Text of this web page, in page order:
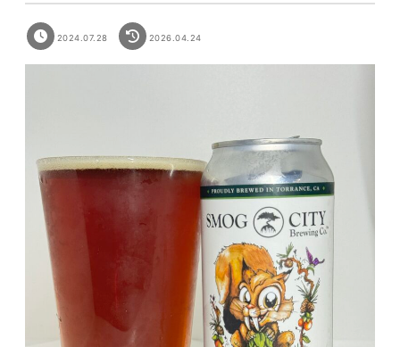
2024.07.28 2026.04.24